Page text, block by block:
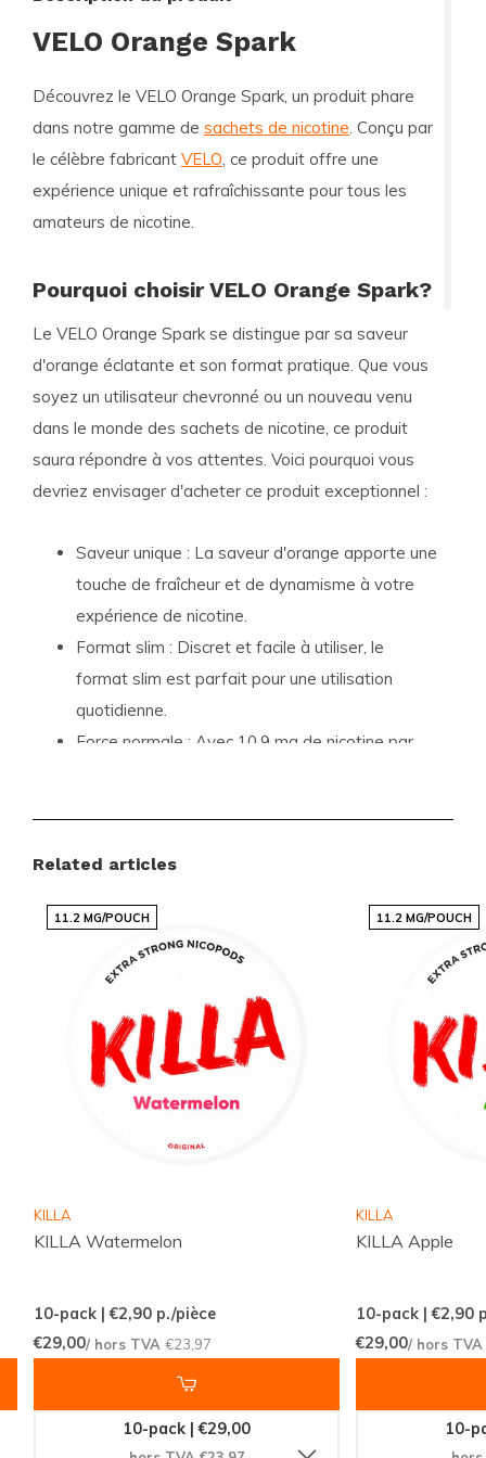
VELO Orange Spark
Découvrez le VELO Orange Spark, un produit phare
dans notre gamme de sachets de nicotine. Conçu par
le célèbre fabricant VELO, ce produit offre une
expérience unique et rafraîchissante pour tous les
amateurs de nicotine.
Pourquoi choisir VELO Orange Spark?
Le VELO Orange Spark se distingue par sa saveur
d'orange éclatante et son format pratique. Que vous
soyez un utilisateur chevronné ou un nouveau venu
dans le monde des sachets de nicotine, ce produit
saura répondre à vos attentes. Voici pourquoi vous
devriez envisager d'acheter ce produit exceptionnel :
Saveur unique : La saveur d'orange apporte une
touche de fraîcheur et de dynamisme à votre
expérience de nicotine.
Format slim : Discret et facile à utiliser, le
format slim est parfait pour une utilisation
quotidienne.
Force normale : Avec 10.9 mg de nicotine par
Détails du produit
Pour ceux qui recherchent des détails précis, voici les
spécifications complètes du
Catégories : Sachets de nicotine
Format :Slim
Sachets par boîte :20
Poids par sachet :0.70 grammes
Fabricant : British American Tobacco
Commandez dès maintenant!
Ne manquez pas l'occasion de découvrir le
Related articles
11.2 MG/POUCH
KILLA
KILLA Watermelon
10-pack | €2,90p./pièce
€29,00/ hors TVA €23,97
10-pack | €29,00
11.2 MG/POUCH
KILLA
KILLA Apple
10-pack | €2,90
€29,00/ hors
10-